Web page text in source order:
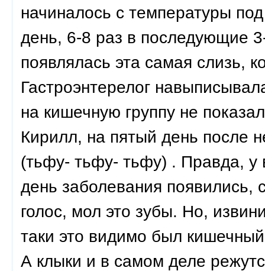
начиналось с температуры
день, 6-8 раз в последующие
появлялась эта самая слизь,
Гастроэнтерелог
на кишечную группу не
Кирилл, на пятый день после
(тьфу- тьфу- тьфу) . Правда, у
день заболевания
голос, мол это зубы. Но,
таки это видимо был кишечный
А клыки и в самом деле